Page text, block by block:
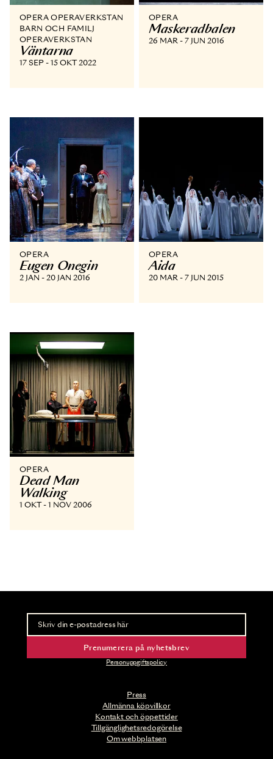
OPERA OPERAVERKSTAN
BARN OCH FAMILJ
OPERAVERKSTAN
Väntarna
17 SEP - 15 OKT 2022
OPERA
Maskeradbalen
26 MAR - 7 JUN 2016
OPERA
Eugen Onegin
2 JAN - 20 JAN 2016
OPERA
Aida
20 MAR - 7 JUN 2015
OPERA
Dead Man
Walking
1 OKT - 1 NOV 2006
Press
Allmänna köpvillkor
Kontakt och öppettider
Tillgänglighetsredogörelse
Om webbplatsen
Nyhetsbrev
Ta del av förhandsinformation och biljettsläpp.
Prenumerera på nyhetsbrev
Personuppgiftspolicy